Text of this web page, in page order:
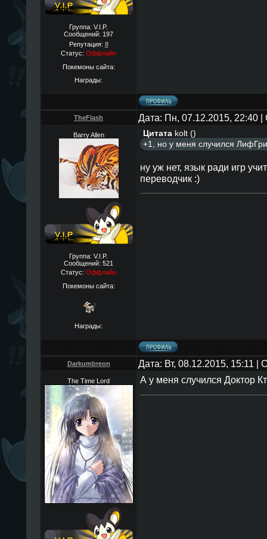
Группа: V.I.P.
Сообщений: 197
Репутация: 8
Статус: Оффлайн
Покемоны сайта:
Награды:
TheFlаsh Дата: Пн, 07.12.2015, 22:40
Barry Allen
Группа: V.I.P.
Сообщений: 521
Статус: Оффлайн
Покемоны сайта:
Награды:
Цитата kolt()
+1, но у меня случился
ну уж нет, язык ради игр
переводчик :)
Darkumbreon Дата: Вт, 08.12.2015, 15:11
The Time Lord А у меня случился Доктор